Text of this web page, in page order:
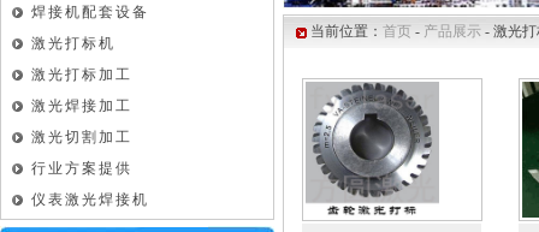
焊接机配套设备
激光打标机
激光打标加工
激光焊接加工
激光切割加工
行业方案提供
仪表激光焊接机
当前位置： 首页 - 产品展示 - 激光